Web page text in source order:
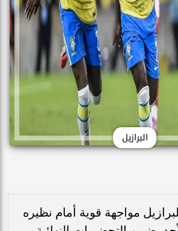
البرازيل
مواجهة قوية أمام نظيره